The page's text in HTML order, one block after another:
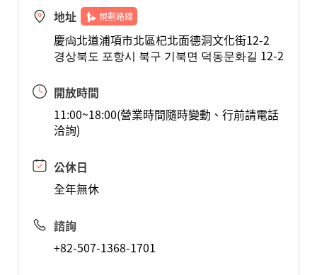
地址 規劃路線
慶尙北道浦項市北區杞北面德洞文化街12-2
경상북도 포항시 북구 기북면 덕동문화길 12-2
開放時間
11:00~18:00(營業時間隨時變動、行前請電話
洽詢)
公休日
全年無休
諮詢
+82-507-1368-1701